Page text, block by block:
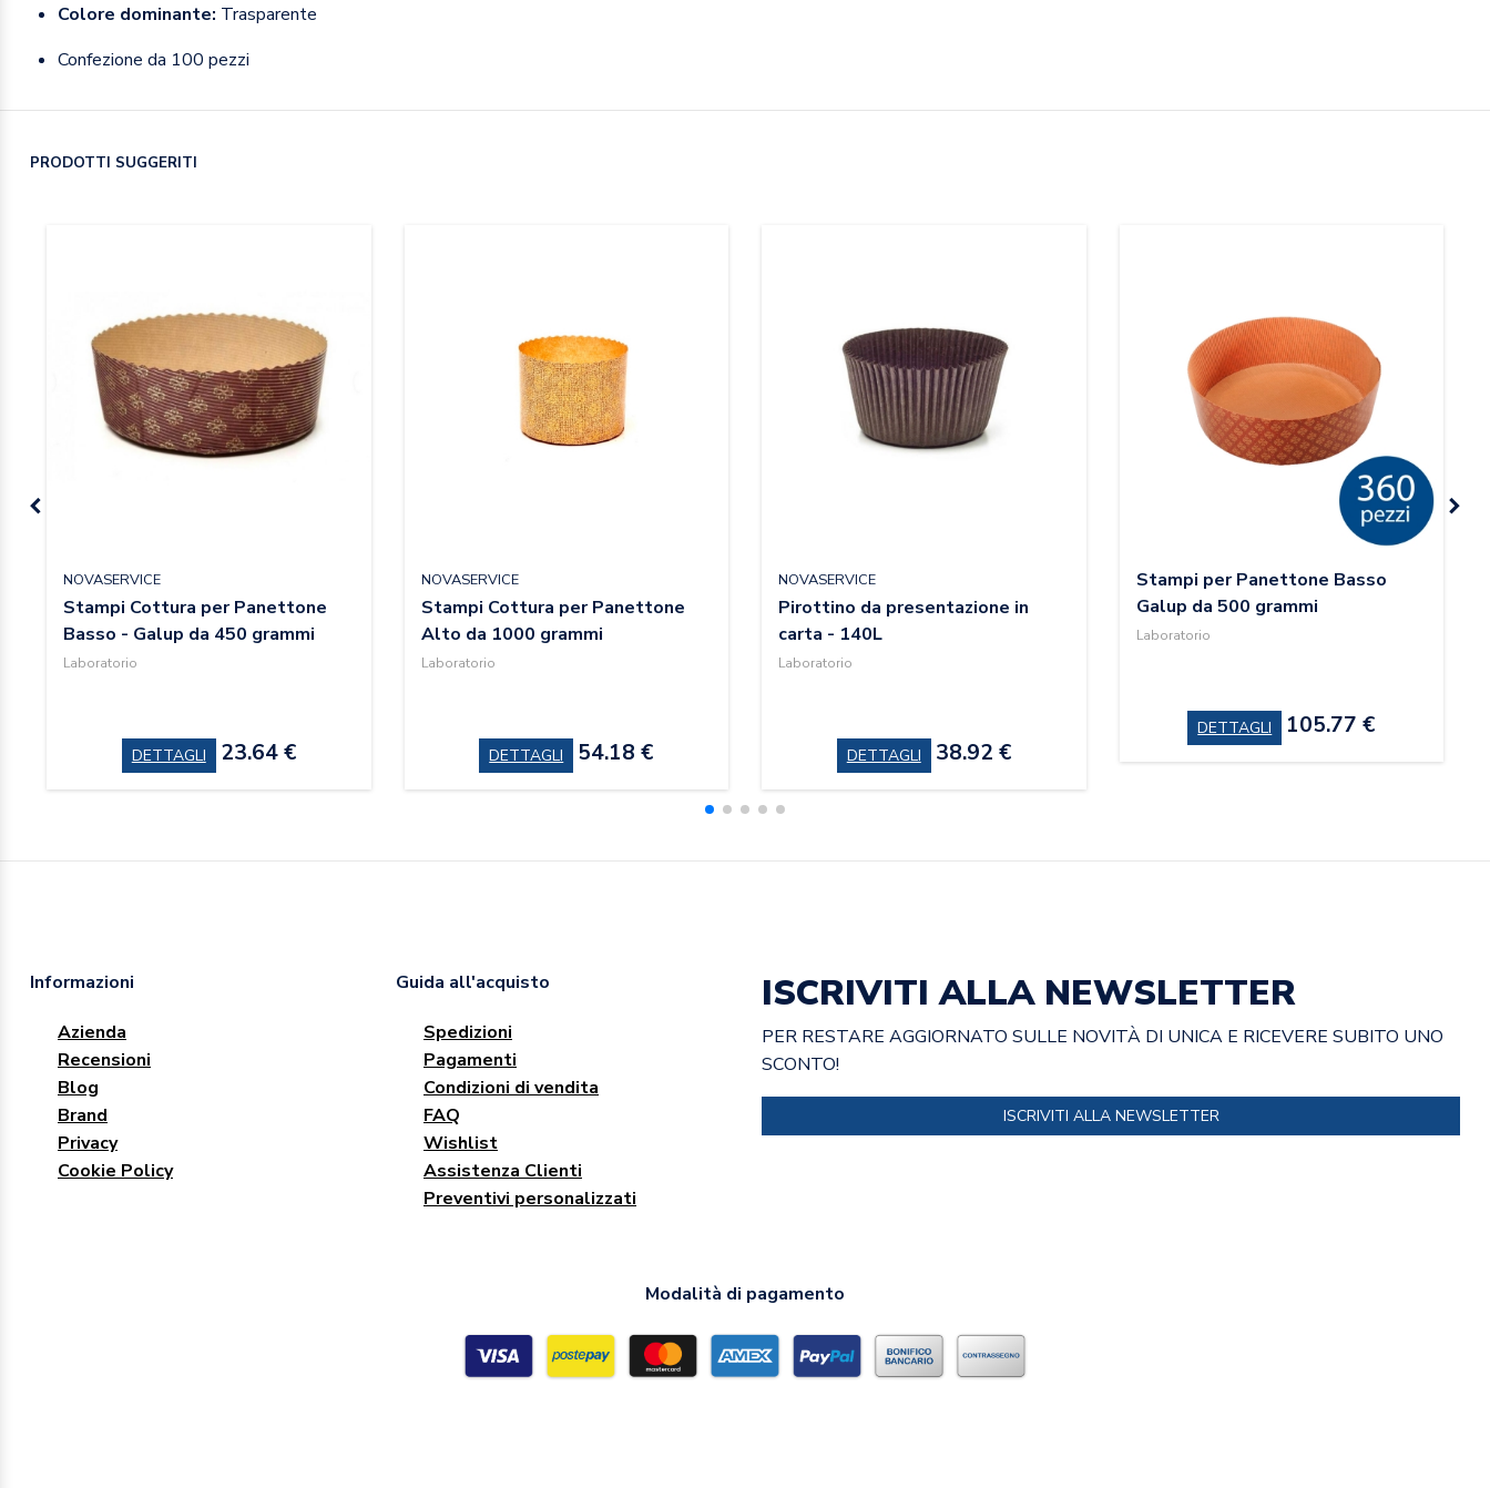
Colore dominante: Trasparente
Confezione da 100 pezzi
PRODOTTI SUGGERITI
NOVASERVICE
Stampi Cottura per Panettone
Basso - Galup da 450 grammi
Laboratorio
DETTAGLI 23.64 €
NOVASERVICE
Stampi Cottura per Panettone
Alto da 1000 grammi
Laboratorio
DETTAGLI 54.18 €
NOVASERVICE
Pirottino da presentazione in
carta - 140L
Laboratorio
DETTAGLI 38.92 €
Stampi per Panettone Basso
Galup da 500 grammi
Laboratorio
DETTAGLI 105.77 €
Informazioni
Azienda
Recensioni
Blog
Brand
Privacy
Cookie Policy
Guida all'acquisto
Spedizioni
Pagamenti
Condizioni di vendita
FAQ
Wishlist
Assistenza Clienti
Preventivi personalizzati
ISCRIVITI ALLA NEWSLETTER
PER RESTARE AGGIORNATO SULLE NOVITÀ DI UNICA E RICEVERE SUBITO UNO
SCONTO!
ISCRIVITI ALLA NEWSLETTER
Modalità di pagamento